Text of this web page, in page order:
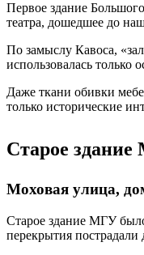
Первое здание
театра, дошедшее до
По замыслу Кавоса,
использовалась только
Даже ткани обивки
только исторические
Старое
Моховая улица,
Старое здание МГУ
перекрытия пострадали